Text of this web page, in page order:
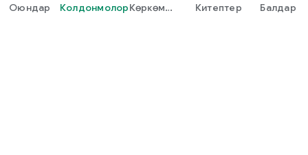
Оюндар КолдонмолорКөркөм
Китептер Балдар